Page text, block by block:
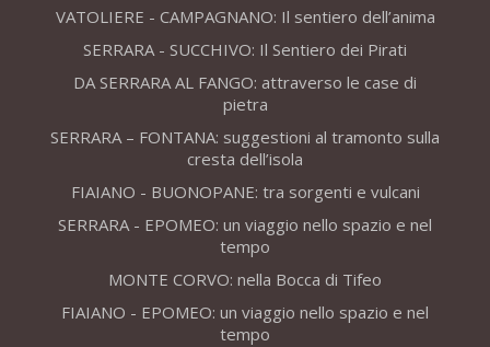
VATOLIERE - CAMPAGNANO: Il sentiero dell’anima
SERRARA - SUCCHIVO: Il Sentiero dei Pirati
DA SERRARA AL FANGO: attraverso le case di
pietra
SERRARA – FONTANA: suggestioni al tramonto sulla
cresta dell’isola
FIAIANO - BUONOPANE: tra sorgenti e vulcani
SERRARA - EPOMEO: un viaggio nello spazio e nel
tempo
MONTE CORVO: nella Bocca di Tifeo
FIAIANO - EPOMEO: un viaggio nello spazio e nel
tempo